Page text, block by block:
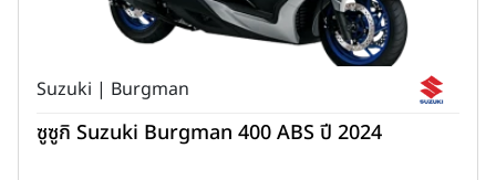
Suzuki | Burgman
ซูซูกิ Suzuki Burgman 400 ABS ปี 2024